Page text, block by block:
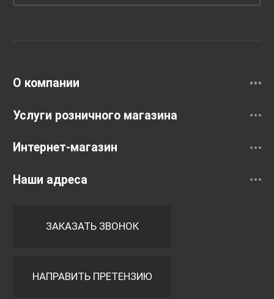
О компании
Услуги розничного магазина
Интернет-магазин
Наши адреса
ЗАКАЗАТЬ ЗВОНОК
НАПРАВИТЬ ПРЕТЕНЗИЮ